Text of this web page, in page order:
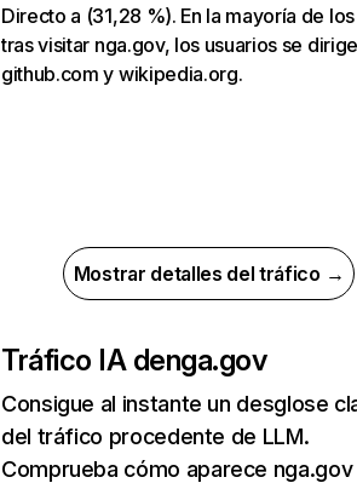
Directo a (31,28 %). En la mayoría de
tras visitar nga.gov, los usuarios se
github.com y wikipedia.org.
Mostrar detalles del tráfico →
Tráfico IA denga.gov
Consigue al instante un desglose
del tráfico procedente de LLM.
Comprueba cómo aparece nga.gov